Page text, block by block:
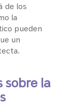
de los
la
pueden
un
sobre la